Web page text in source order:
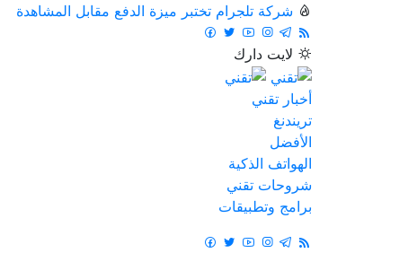
شركة تلجرام تختبر ميزة الدفع مقابل المشاهدة
لايت دارك
أخبار تقني
تريندنغ
الأفضل
الهواتف الذكية
شروحات تقني
برامج وتطبيقات